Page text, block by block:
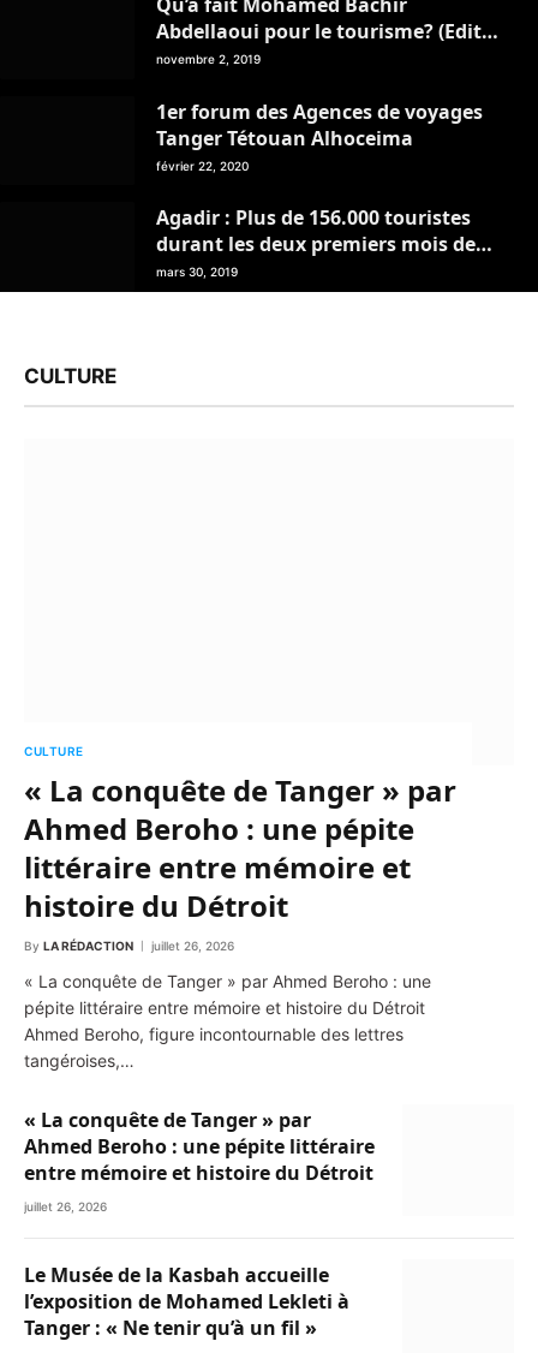
Abdellaoui pour le tourisme? (Edito
du magazine Ping Pong / Mois de
novembre 2, 2019
1er forum des Agences de voyages
Tanger Tétouan Alhoceima
février 22, 2020
Agadir : Plus de 156.000 touristes
durant les deux premiers mois de
2019
mars 30, 2019
CULTURE
CULTURE
« La conquête de Tanger » par
Ahmed Beroho : une pépite
littéraire entre mémoire et
histoire du Détroit
By LA RÉDACTION juillet 26, 2026
« La conquête de Tanger » par Ahmed Beroho : une
pépite littéraire entre mémoire et histoire du Détroit
Ahmed Beroho, figure incontournable des lettres
tangéroises,…
« La conquête de Tanger » par
Ahmed Beroho : une pépite littéraire
entre mémoire et histoire du Détroit
juillet 26, 2026
Le Musée de la Kasbah accueille
l’exposition de Mohamed Lekleti à
Tanger : « Ne tenir qu’à un fil »